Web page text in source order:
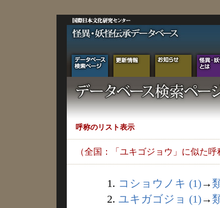
呼称のリスト表示
（全国：「ユキゴジョウ」に似た呼
1. コショウノキ (1)→
2. ユキガゴジョ (1)→